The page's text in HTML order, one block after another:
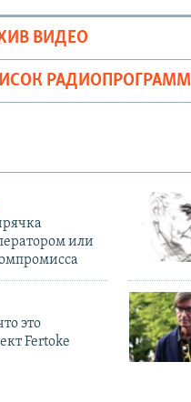
ВИДЕО
РАДИОПРОГРАММ
или
это
Fertoke